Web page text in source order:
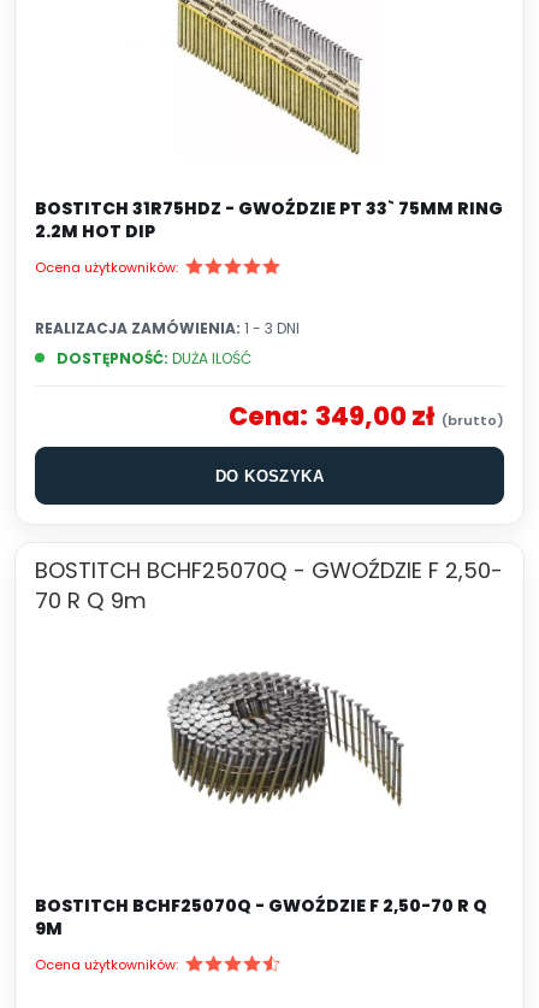
BOSTITCH 31R75HDZ - GWOŹDZIE PT 33` 75MM RING
2.2M HOT DIP
Ocena użytkowników:
DOSTĘPNOŚĆ: DUŻA ILOŚĆ
REALIZACJA ZAMÓWIENIA: 1 - 3 DNI
Cena: 349,00 zł
DO KOSZYKA
BOSTITCH BCHF25070Q - GWOŹDZIE F 2,50-
70 R Q 9m
BOSTITCH BCHF25070Q - GWOŹDZIE F 2,50-70 R Q
9M
Ocena użytkowników: